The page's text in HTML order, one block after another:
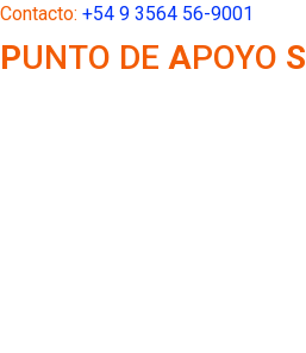
Ir
al
contenido
Contacto: +54 9 3564 56-9001
PUNTO DE APOYO S